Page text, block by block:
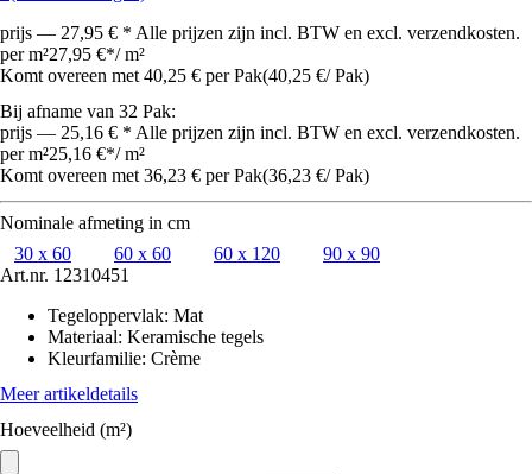
prijs — 27,95 € * Alle prijzen zijn incl. BTW en excl. verzendkosten.
per m²27,95 €*/ m²
Komt overeen met 40,25 € per Pak(40,25 €/ Pak)
Bij afname van 32 Pak:
prijs — 25,16 € * Alle prijzen zijn incl. BTW en excl. verzendkosten.
per m²25,16 €*/ m²
Komt overeen met 36,23 € per Pak(36,23 €/ Pak)
Nominale afmeting in cm
30 x 60
60 x 60 60 x 120
90 x 90
Art.nr. 12310451
Tegeloppervlak: Mat
Materiaal: Keramische tegels
Kleurfamilie: Crème
Meer artikeldetails
Hoeveelheid (m²)